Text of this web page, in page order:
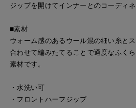
ジップを開けてインナーとのコーディ
■素材
ウォーム感のあるウール混の細い糸と
合わせて編みたてることで適度なふく
素材です。
・水洗い可
・フロントハーフジップ